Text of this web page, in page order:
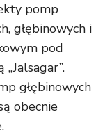
pomp
głębinowych i
pod
głębinowych
obecnie